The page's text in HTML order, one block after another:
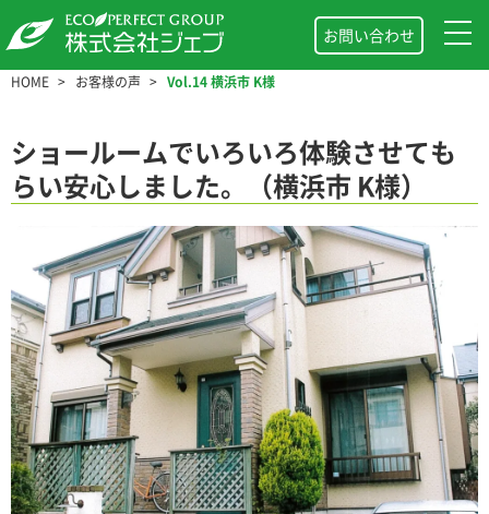
お問い合わせ
HOME お客様の声 Vol.14 横浜市 K様
ショールームでいろいろ体験させても
らい安心しました。（横浜市 K様）